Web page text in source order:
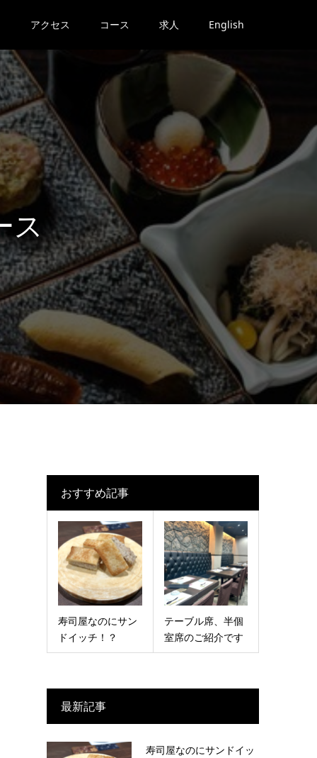
アクセス コース 求人 English
ス
おすすめ記事
寿司屋なのにサン
ドイッチ！？
テーブル席、半個
室席のご紹介です
最新記事
寿司屋なのにサンドイッ